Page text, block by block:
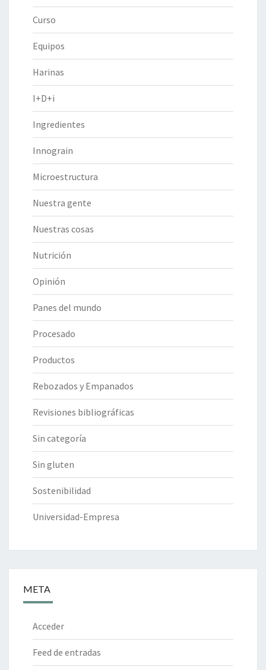
Curso
Equipos
Harinas
I+D+i
Ingredientes
Innograin
Microestructura
Nuestra gente
Nuestras cosas
Nutrición
Opinión
Panes del mundo
Procesado
Productos
Rebozados y Empanados
Revisiones bibliográficas
Sin categoría
Sin gluten
Sostenibilidad
Universidad-Empresa
META
Acceder
Feed de entradas